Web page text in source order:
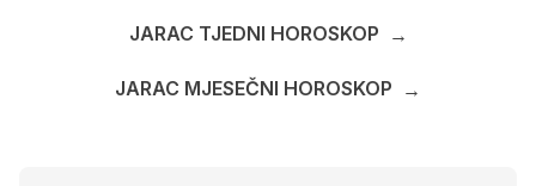
JARAC TJEDNI HOROSKOP →
JARAC MJESEČNI HOROSKOP →